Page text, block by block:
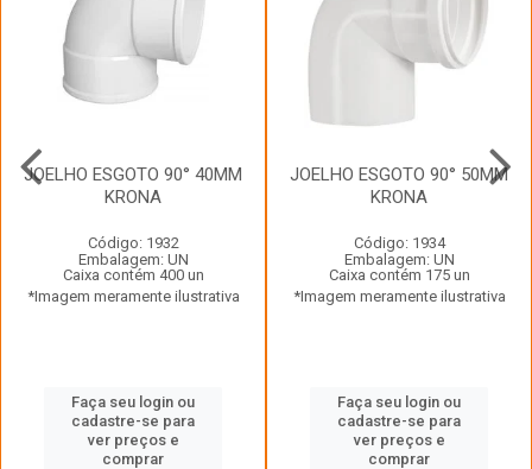
JOELHO ESGOTO 90° 40MM
KRONA
Código: 1932
Embalagem: UN
Caixa contém 400 un
*Imagem meramente ilustrativa
Faça seu login ou
cadastre-se para
ver preços e
comprar
JOELHO ESGOTO 90° 50MM
KRONA
Código: 1934
Embalagem: UN
Caixa contém 175 un
*Imagem meramente ilustrativa
Faça seu login ou
cadastre-se para
ver preços e
comprar